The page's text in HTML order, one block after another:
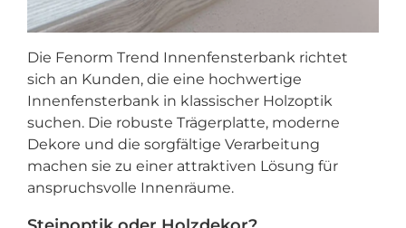
Die Fenorm Trend Innenfensterbank richtet
sich an Kunden, die eine hochwertige
Innenfensterbank in klassischer Holzoptik
suchen. Die robuste Trägerplatte, moderne
Dekore und die sorgfältige Verarbeitung
machen sie zu einer attraktiven Lösung für
anspruchsvolle Innenräume.